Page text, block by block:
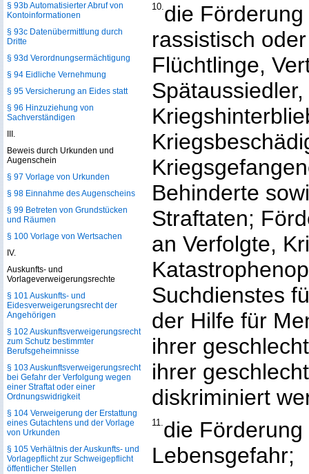
10.die
rassistisch
Flüchtlinge,
Behinderte
Straftaten;
an Verfolgte,
Suchdienstes
der Hilfe für
ihrer
ihrer
diskriminiert
11.die
Lebensgefahr;
§ 93b Automatisierter Abruf von
Kontoinformationen
§ 93c Datenübermittlung durch
Dritte
§ 93d Verordnungsermächtigung
§ 94 Eidliche Vernehmung
§ 95 Versicherung an Eides statt
§ 96 Hinzuziehung von
Sachverständigen
III.
Beweis durch Urkunden und
Augenschein
§ 97 Vorlage von Urkunden
§ 98 Einnahme des Augenscheins
§ 99 Betreten von Grundstücken
und Räumen
§ 100 Vorlage von Wertsachen
IV.
Auskunfts- und
Vorlageverweigerungsrechte
§ 101 Auskunfts- und
Eidesverweigerungsrecht der
Angehörigen
§ 102 Auskunftsverweigerungsrecht
zum Schutz bestimmter
Berufsgeheimnisse
§ 103 Auskunftsverweigerungsrecht
bei Gefahr der Verfolgung wegen
einer Straftat oder einer
Ordnungswidrigkeit
§ 104 Verweigerung der Erstattung
eines Gutachtens und der Vorlage
von Urkunden
§ 105 Verhältnis der Auskunfts- und
Vorlagepflicht zur Schweigepflicht
öffentlicher Stellen